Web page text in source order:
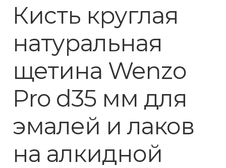
Кисть круглая
натуральная
щетина Wenzo
Pro d35 мм для
эмалей и лаков
на алкидной